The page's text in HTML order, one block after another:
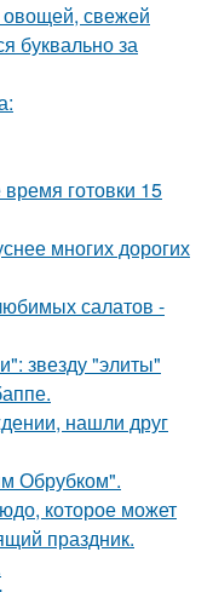
свежей
буквально за
готовки 15
многих дорогих
салатов -
звезду "элиты"
нашли друг
Обрубком".
которое может
праздник.